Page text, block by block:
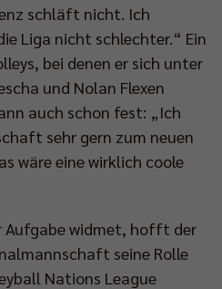
schläft nicht. Ich
Liga nicht schlechter.“ Ein
bei denen er sich unter
und Nolan Flexen
auch schon fest: „Ich
sehr gern zum neuen
wäre eine wirklich coole
Aufgabe widmet, hofft der
seine Rolle
Nations League